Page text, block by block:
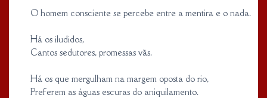
O homem consciente se percebe entre a mentira e o nada.
Há os iludidos,
Cantos sedutores, promessas vãs.
Há os que mergulham na margem oposta do rio,
Preferem as águas escuras do aniquilamento.